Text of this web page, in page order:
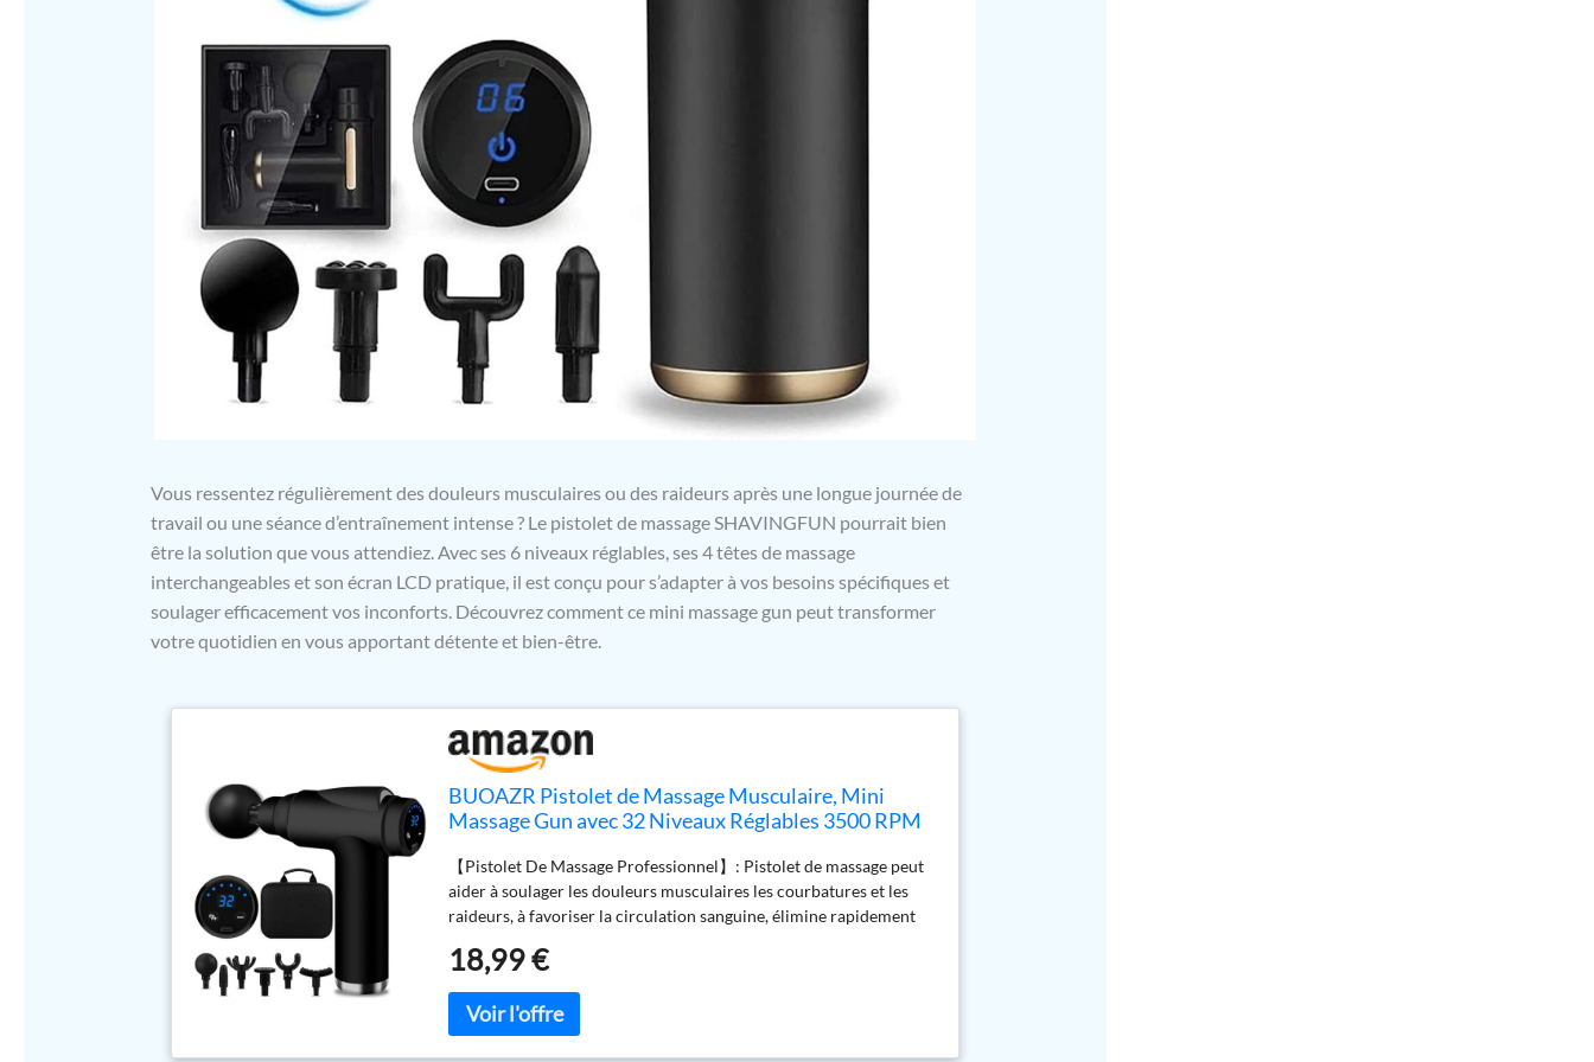
Vous ressentez régulièrement des douleurs musculaires ou des raideurs après une longue journée de
travail ou une séance d’entraînement intense ? Le pistolet de massage SHAVINGFUN pourrait bien
être la solution que vous attendiez. Avec ses 6 niveaux réglables, ses 4 têtes de massage
interchangeables et son écran LCD pratique, il est conçu pour s’adapter à vos besoins spécifiques et
soulager efficacement vos inconforts. Découvrez comment ce mini massage gun peut transformer
votre quotidien en vous apportant détente et bien-être.
BUOAZR Pistolet de Massage Musculaire, Mini
Massage Gun avec 32 Niveaux Réglables 3500 RPM
Soulager Douleurs et Raideurs Musculaires
【Pistolet De Massage Professionnel】: Pistolet de massage peut
aider à soulager les douleurs musculaires les courbatures et les
raideurs, à favoriser la circulation sanguine, élimine rapidement
considérablement le temps de récupération musculaire. Il aide non
seulement les muscles à se détendre après l'exercice, mais peut
également être utilisé pour un massage quotidien du corps. 【32
vitesses et 6 têtes de massage】: Livré avec 6 têtes de massage
18,99 €